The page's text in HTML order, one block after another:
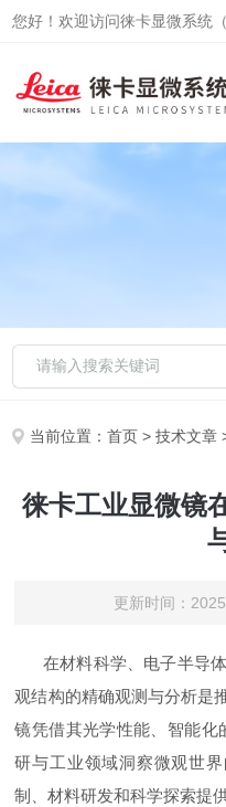
您好！欢迎访问徕卡显微系统
当前位置：首页 >技术文章
徕卡工业显微镜
更新时间：
在材料科学、电子半导体
观结构的精确观测与分析是
镜凭借其光学性能、智能化
研与工业领域洞察微观世
制、材料研发和科学探索提